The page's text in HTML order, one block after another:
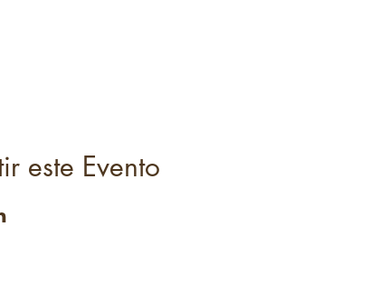
este Evento